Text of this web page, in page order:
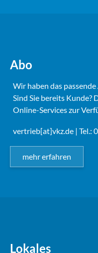
Abo
Wir haben das passende
Sind Sie bereits Kunde?
Online-Services zur
vertrieb[at]vkz.de | Tel.:
mehr erfahren
Lokales